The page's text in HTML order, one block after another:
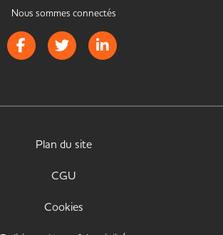
Nous sommes connectés
Page Facebook de Handistrib
Page Twitter de Handistrib
Plan du site
CGU
Cookies